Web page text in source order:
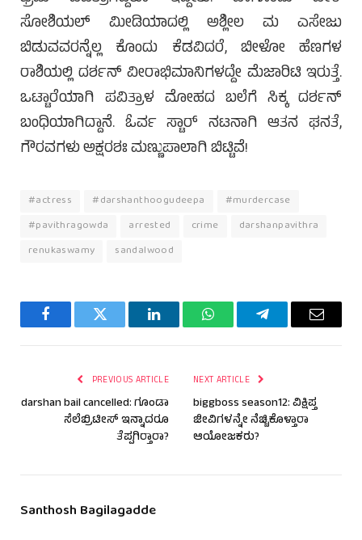
ಸೋಶಿಯಲ್ ಮೀಡಿಯಾದಲ್ಲಿ ಅಶ್ಲೀಲ ಮ ಎಸೇಜು
ಬಿಡುವವರನ್ನೆಲ್ಲ ಕೊಂದು ಕೆಡವಿದರೆ, ಬೀಳೋ ಹೆಣಗಳ
ರಾಶಿಯಲ್ಲಿ ದರ್ಶನ್ ವೀರಾಭಿಮಾನಿಗಳದ್ದೇ ಮೆಜಾರಿಟಿ ಇರುತ್ತೆ.
ಒಟ್ಟಾರೆಯಾಗಿ ಪವಿತ್ರಾಳ ಮೋಹದ ಬಲೆಗೆ ಸಿಕ್ಕ ದರ್ಶನ್
ಬಂಧಿಯಾಗಿದ್ದಾನೆ. ಓರ್ವ ಸ್ಟಾರ್ ನಟನಾಗಿ ಆತನ ಘನತೆ,
ಗೌರವಗಳು ಅಕ್ಷರಶಃ ಮಣ್ಣುಪಾಲಾಗಿ ಬಿಟ್ಟಿವೆ!
#actress #darshanthoogudeepa
#murdercase
#pavithragowda
arrested crime
darshanpavithra
renukaswamy
sandalwood
FacebookTwitter LinkedInWhatsAppTelegramEmail
PREVIOUS ARTICLE
darshan bail cancelled: ಗೂಂಡಾ
ಸೆಲೆಬ್ರಿಟೀಸ್ ಇನ್ನಾದರೂ
ತೆಪ್ಪಗಿರ್‍ತಾರಾ?
NEXT ARTICLE
biggboss season12: ವಿಕ್ಷಿಪ್ತ
ಜೀವಿಗಳನ್ನೇ ನೆಚ್ಚಿಕೊಳ್ತಾರಾ
ಆಯೋಜಕರು?
Santhosh Bagilagadde